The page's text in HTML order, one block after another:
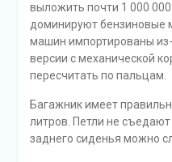
выложить почти 1 000
доминируют бензиновые
машин импортированы
версии с механической
пересчитать по пальцам.
Багажник имеет
литров. Петли не съедают
заднего сиденья можно